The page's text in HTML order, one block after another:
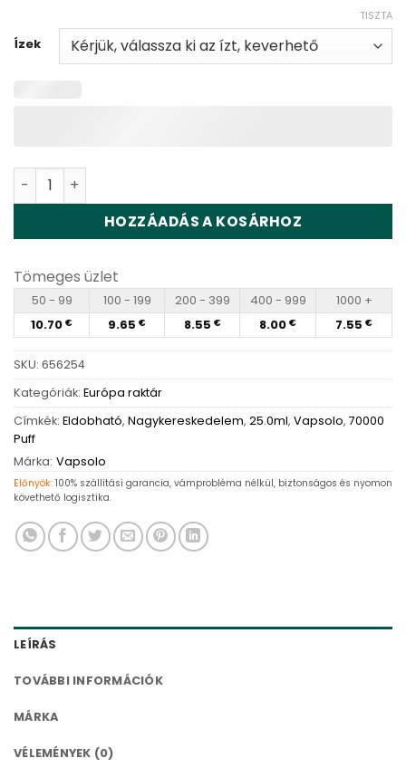
Ízek
TISZTA
Vapsolo Master 70K 70000 Puffs Disposable Vape
HOZZÁADÁS A KOSÁRHOZ
Tömeges üzlet
50 - 99 100 - 199 200 - 399 400 - 999
1000 +
10.70 € 9.65 € 8.55 € 8.00 € 7.55 €
SKU: 656254
Kategóriák: Európa raktár
Címkék: Eldobható, Nagykereskedelem, 25.0ml, Vapsolo, 70000
Puff
Márka: Vapsolo
Előnyök: 100% szállítási garancia, vámprobléma nélkül, biztonságos és nyomon
követhető logisztika.
LEÍRÁS
TOVÁBBI INFORMÁCIÓK
MÁRKA
VÉLEMÉNYEK (0)